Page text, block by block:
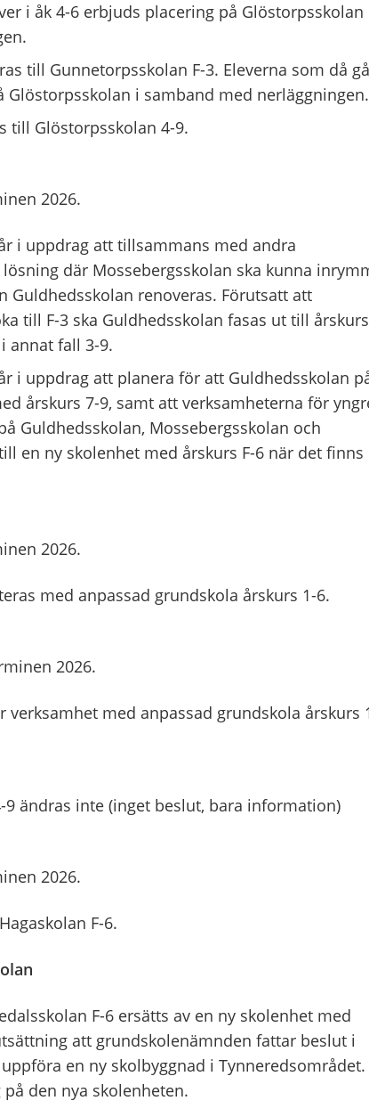
i åk 4-6 erbjuds placering på Glöstorpsskolan
till Gunnetorpsskolan F-3. Eleverna som då
Glöstorpsskolan i samband med nerläggningen.
till Glöstorpsskolan 4-9.
2026.
i uppdrag att tillsammans med andra
där Mossebergsskolan ska kunna
Guldhedsskolan renoveras. Förutsatt att
till F-3 ska Guldhedsskolan fasas ut till
annat fall 3-9.
i uppdrag att planera för att Guldhedsskolan
årskurs 7-9, samt att verksamheterna för
Guldhedsskolan, Mossebergsskolan och
en ny skolenhet med årskurs F-6 när det finns
2026.
med anpassad grundskola årskurs 1-6.
2026.
verksamhet med anpassad grundskola årskurs
9 ändras inte (inget beslut, bara information)
2026.
F-6.
F-6 ersätts av en ny skolenhet med
att grundskolenämnden fattar beslut i
en ny skolbyggnad i Tynneredsområdet.
den nya skolenheten.